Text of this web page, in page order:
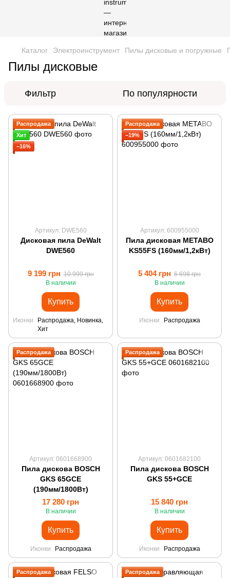
Каталог Электроинструмент Пилы дисковые и погружные
Пилы дисковые
Фильтр По популярности
Распродажа
Хит
−16%
Артикул: DWE560
Дисковая пила DeWalt
DWE560
9 199 грн 10 999 грн
В наличии
Купить
Иконки
Распродажа, Новинка,
Хит
Распродажа
−19%
Артикул: 600955000
Пила дисковая METABO
KS55FS (160мм/1,2кВт)
5 404 грн 6 698 грн
В наличии
Купить
Иконки Распродажа
Распродажа
Артикул: 0601668900
Пила дискова BOSCH
GKS 65GCE
(190мм/1800Вт)
17 280 грн
В наличии
Купить
Иконки Распродажа
Распродажа
Артикул: 0601682100
Пила дискова BOSCH
GKS 55+GCE
15 840 грн
В наличии
Купить
Иконки Распродажа
Распродажа
Распродажа